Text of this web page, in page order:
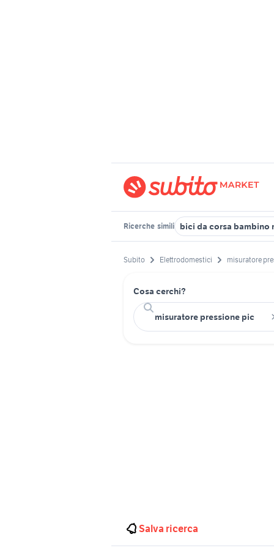
Ricerche simili bici da corsa bambino
Subito Elettrodomestici misuratore
Cosa cerchi?
Salva ricerca